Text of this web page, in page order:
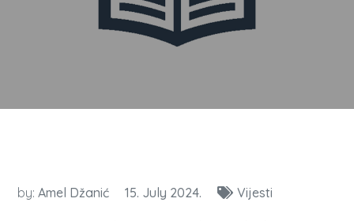
by:Amel Džanić 15. July 2024. Vijesti